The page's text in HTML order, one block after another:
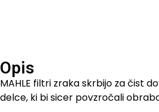
Opis
MAHLE filtri zraka skrbijo za čist
delce, ki bi sicer povzročali